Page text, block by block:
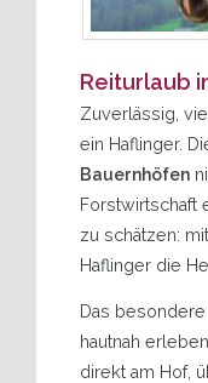
Reiturlaub
Zuverlässig,
ein Haflinger.
Bauernhöfen
Forstwirtschaft
zu schätzen:
Haflinger die
Das
hautnah
direkt am Hof,